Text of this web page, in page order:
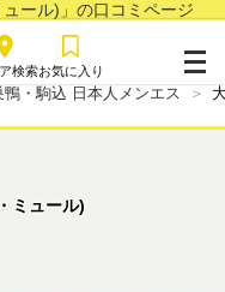
ール)」の口コミページ
検索お気に入り
鴨・駒込 日本人メンエス
ミュール)